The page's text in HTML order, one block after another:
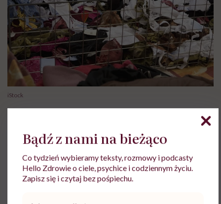
iStock
Kolejna sprawa to ograniczenia rozmiarowe. Oferta
na bazarze czy w sieciówce jest bardzo skąpa.
Wówczas często podejmujemy kompromis pomiędzy
tym, czego oczekuje nasze ciało a tym, co jest
dostępne. Jeżeli wybierzemy się do sklepu, który
Bądź z nami na bieżąco
Co tydzień wybieramy teksty, rozmowy i podcasty
Hello Zdrowie o ciele, psychice i codziennym życiu.
Zapisz się i czytaj bez pośpiechu.